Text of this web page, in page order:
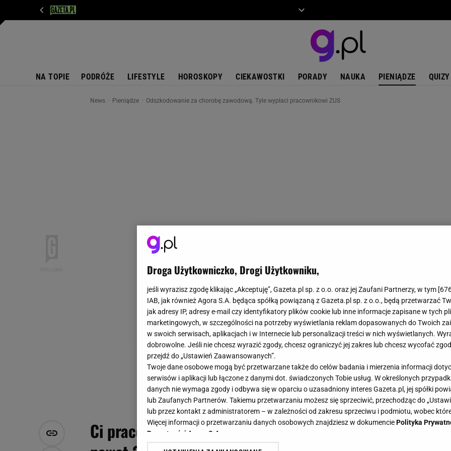
NA TOPIE PODRÓŻE LIFESTYLE HOROSKOPY CIEKAWOSTKI PORADY NAUKA PIENIĄDZE QUIZY
News Pieniądze Odszkodowanie za chorobę zawodową. Tyle wypłaci pracownikowi ZUS
Ci pracownicy mogą dostać odszkodowanie z ZUS. To
Droga Użytkowniczko, Drogi Użytkowniku,
jeśli wyrazisz zgodę klikając „Akceptuję”, Gazeta.pl sp. z o.o. oraz jej Zaufani Partnerzy, w tym [
IAB, jak również Agora S.A. będąca spółką powiązaną z Gazeta.pl sp. z o.o., będą przetwarzać
jak adresy IP, adresy e-mail czy identyfikatory plików cookie lub inne informacje zapisane w tych
marketingowych, w szczególności na potrzeby wyświetlania reklam dopasowanych do Twoich
w swoich serwisach, aplikacjach i w Internecie lub personalizacji treści w nich wyświetlanych.
dobrowolne. Jeśli nie chcesz wyrazić zgody, chcesz ograniczyć jej zakres lub chcesz wycofać
przejdź do „Ustawień Zaawansowanych”.
Twoje dane osobowe mogą być przetwarzane także do celów badania i mierzenia informacji
serwisów i aplikacji lub łączone z danymi dot. świadczonych Tobie usług. W określonych
danych nie wymaga zgody i odbywa się w oparciu o uzasadniony interes Gazeta.pl, jej spółki
lub Zaufanych Partnerów. Takiemu przetwarzaniu możesz się sprzeciwić, przechodząc do
lub przez kontakt z administratorem – w zależności od zakresu sprzeciwu i podmiotu, wobec
Więcej informacji o przetwarzaniu danych osobowych znajdziesz w dokumenciePolityka
Prywatności Agora S.A.